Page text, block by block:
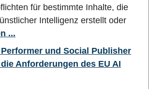
für bestimmte Inhalte, die
Intelligenz erstellt oder
...
Performer und Social Publisher
Anforderungen des EU AI